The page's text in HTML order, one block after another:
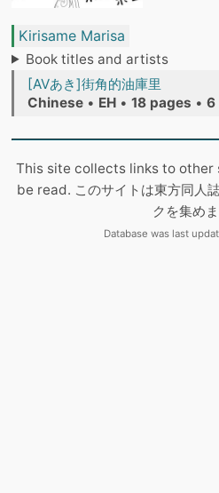
Kirisame Marisa
Book titles and artists
[AVあき]街角的油庫里
Chinese • EH • 18 pages • 6
This site collects links to other
be read. このサイトは東方同人
クを集めま
Database was last